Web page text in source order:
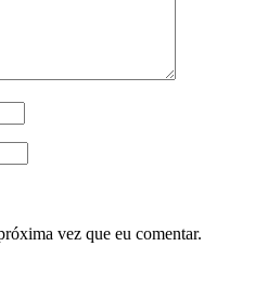
vez que eu comentar.